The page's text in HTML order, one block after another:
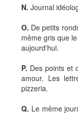
N. Journal
O. De petits
même gris que
aujourd'hui.
P. Des points et
amour. Les
pizzeria.
Q. Le même